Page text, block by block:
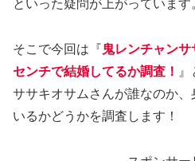
といった疑問が上がっています
そこで今回は『鬼レンチャン
センチで結婚してるか調査！
ササキオサムさんが誰なのか
いるかどうかを調査します！